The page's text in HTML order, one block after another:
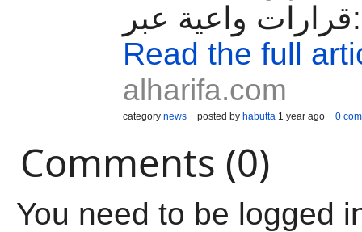
قرارات واعية عبر:
Read the full
alharifa.com
category news posted by habutta 1 year ago 0
Comments (0)
You need to be logged